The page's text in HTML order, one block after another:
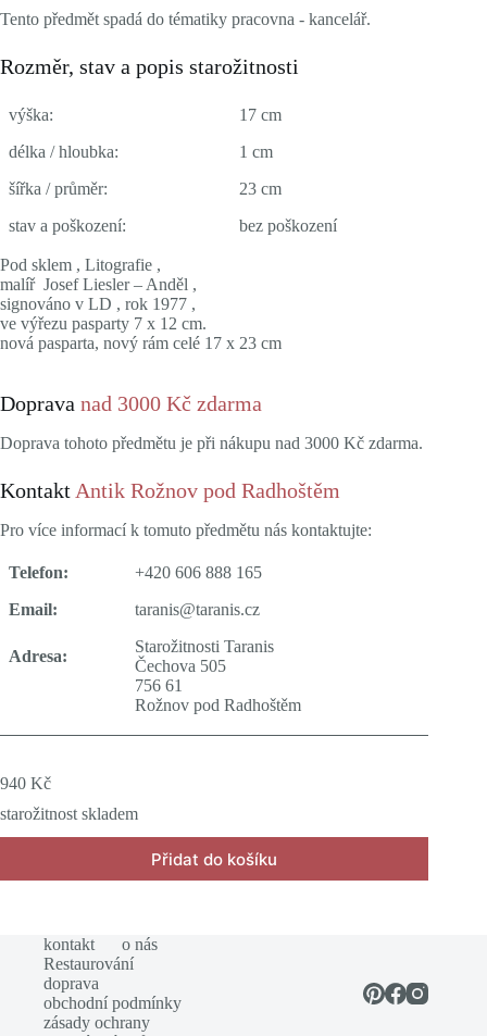
Tento předmět spadá do tématiky pracovna - kancelář.
Rozměr, stav a popis starožitnosti
výška:
17 cm
délka / hloubka:
1 cm
šířka / průměr:
23 cm
stav a poškození:
bez poškození
Pod sklem , Litografie ,
malíř Josef Liesler – Anděl ,
signováno v LD , rok 1977 ,
ve výřezu pasparty 7 x 12 cm.
nová pasparta, nový rám celé 17 x 23 cm
Doprava nad 3000 Kč zdarma
Doprava tohoto předmětu je při nákupu nad 3000 Kč zdarma.
Kontakt Antik Rožnov pod Radhoštěm
Pro více informací k tomuto předmětu nás kontaktujte:
Telefon:
+420 606 888 165
Email:
taranis@taranis.cz
Adresa:
Starožitnosti Taranis
Čechova 505
756 61
Rožnov pod Radhoštěm
940 Kč
starožitnost skladem
Přidat do košíku
kontakt
o nás
Restaurování
doprava
obchodní podmínky
zásady ochrany